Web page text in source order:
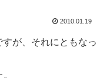
2010.01.19
が、それにともなっ